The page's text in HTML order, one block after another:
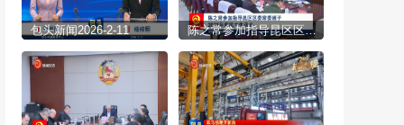
包头新闻2026-2-11 陈之常参加指导昆区区委常委班子2025年度民主生活会